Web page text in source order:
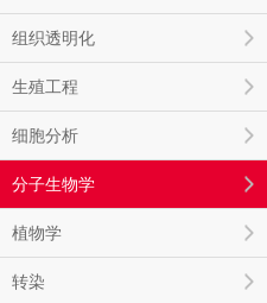
组织透明化
生殖工程
细胞分析
分子生物学
植物学
转染